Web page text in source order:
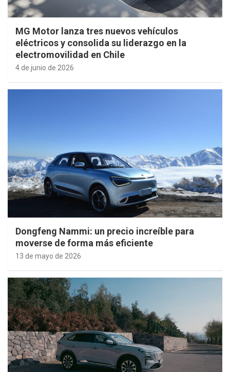
MG Motor lanza tres nuevos vehículos
eléctricos y consolida su liderazgo en la
electromovilidad en Chile
4 de junio de 2026
Dongfeng Nammi: un precio increíble para
moverse de forma más eficiente
13 de mayo de 2026